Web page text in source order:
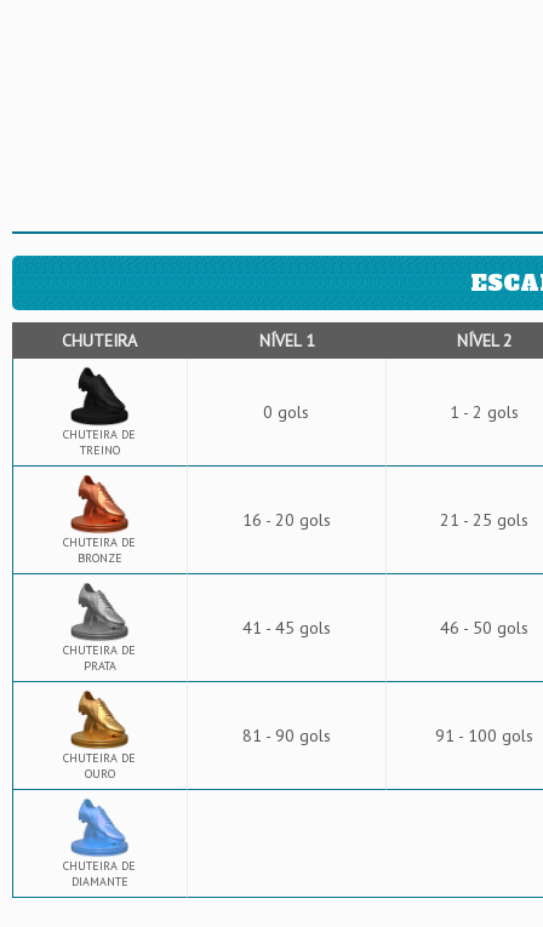
CHUTEIRA NÍVEL 1 NÍVEL 2
CHUTEIRA DE
TREINO
0 gols 1 - 2 gols
CHUTEIRA DE
BRONZE
16 - 20 gols 21 - 25 gols
CHUTEIRA DE
PRATA
41 - 45 gols 46 - 50 gols
CHUTEIRA DE
OURO
81 - 90 gols 91 - 100 gols
CHUTEIRA DE
DIAMANTE